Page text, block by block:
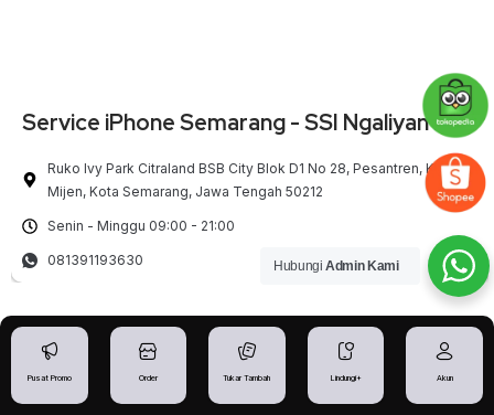
Service iPhone Semarang - SSI Ngaliyan BSB
Ruko Ivy Park Citraland BSB City Blok D1 No 28, Pesantren, Kec.
Mijen, Kota Semarang, Jawa Tengah 50212
Senin - Minggu 09:00 - 21:00
081391193630
Pusat Promo Order Tukar Tambah Lindungi+ Akun
Hubungi Admin Kami